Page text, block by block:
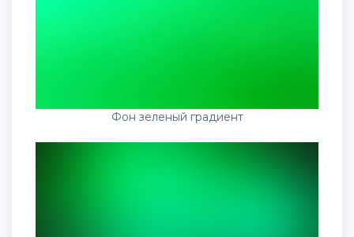
Фон зеленый градиент